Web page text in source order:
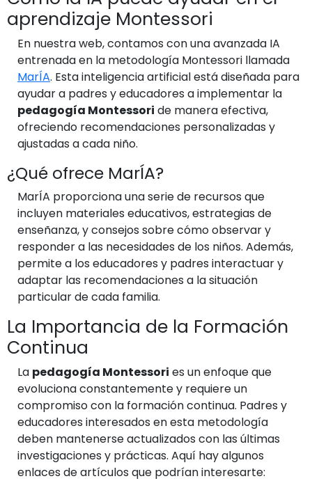
aprendizaje Montessori
En nuestra web, contamos con una avanzada IA
entrenada en la metodología Montessori llamada
MarÍA. Esta inteligencia artificial está diseñada para
ayudar a padres y educadores a implementar la
pedagogía Montessori de manera efectiva,
ofreciendo recomendaciones personalizadas y
ajustadas a cada niño.
¿Qué ofrece MarÍA?
MarÍA proporciona una serie de recursos que
incluyen materiales educativos, estrategias de
enseñanza, y consejos sobre cómo observar y
responder a las necesidades de los niños. Además,
permite a los educadores y padres interactuar y
adaptar las recomendaciones a la situación
particular de cada familia.
La Importancia de la Formación
Continua
La pedagogía Montessori es un enfoque que
evoluciona constantemente y requiere un
compromiso con la formación continua. Padres y
educadores interesados en esta metodología
deben mantenerse actualizados con las últimas
investigaciones y prácticas. Aquí hay algunos
enlaces de artículos que podrían interesarte: